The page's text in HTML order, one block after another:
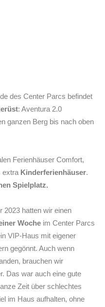
des Center Parcs befindet
: Aventura 2.0
ganzen Berg bis nach oben
Ferienhäuser Comfort,
extra Kinderferienhäuser.
Spielplatz.
2023 hatten wir einen
Woche im Center Parcs
VIP-Haus mit eigener
gegönnt. Auch wenn
brauchen wir
Das war auch eine gute
Zeit über schlechtes
im Haus aufhalten, ohne